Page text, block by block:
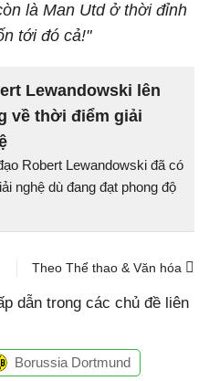
là Man Utd ở thời đỉnh
tới đó cả!"
Lewandowski lên
về thời điểm giải
Robert Lewandowski đã có
nghệ dù đang đạt phong độ
Theo Thể thao & Văn hóa
dẫn trong các chủ đề liên
Borussia Dortmund